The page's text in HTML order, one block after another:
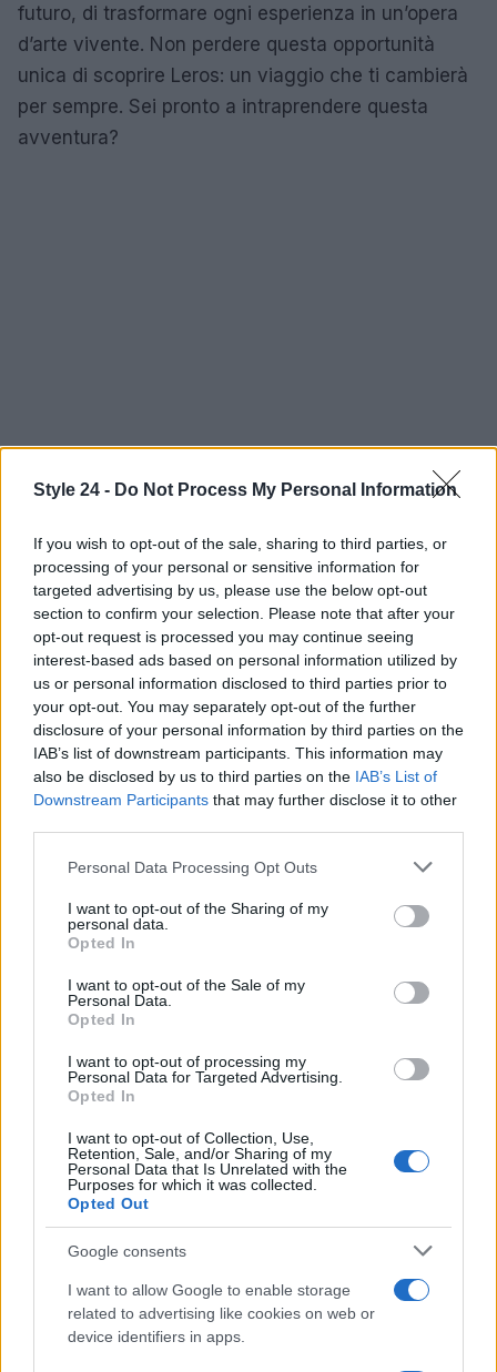
Style 24 - Do Not Process My Personal Information
If you wish to opt-out of the sale, sharing to third parties, or
processing of your personal or sensitive information for
targeted advertising by us, please use the below opt-out
section to confirm your selection. Please note that after your
opt-out request is processed you may continue seeing
interest-based ads based on personal information utilized by
us or personal information disclosed to third parties prior to
your opt-out. You may separately opt-out of the further
disclosure of your personal information by third parties on the
IAB’s list of downstream participants. This information may
also be disclosed by us to third parties on the IAB’s List of
Downstream Participants that may further disclose it to other
Please note that this website/app uses one or more Google
not limited to your visit or usage behaviour. You may click to
grant or deny consent to Google and its third-party tags to
use your data for below specified purposes in below Google
consent section.
Personal Data Processing Opt Outs
I want to opt-out of the Sharing of my
personal data.
Opted In
I want to opt-out of the Sale of my
Personal Data.
Opted In
I want to opt-out of processing my
Personal Data for Targeted Advertising.
Opted In
I want to opt-out of Collection, Use,
Retention, Sale, and/or Sharing of my
Personal Data that Is Unrelated with the
Purposes for which it was collected.
Opted Out
Google consents
I want to allow Google to enable storage
related to advertising like cookies on web or
device identifiers in apps.
futuro, di trasformare ogni esperienza in un’opera
d’arte vivente. Non perdere questa opportunità
unica di scoprire Leros: un viaggio che ti cambierà
per sempre. Sei pronto a intraprendere questa
avventura?
AUTORE
Staff
Continua a leggere
FITNESS